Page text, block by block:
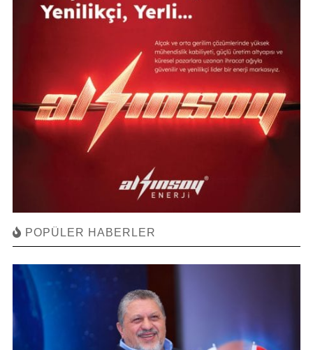
POPÜLER HABERLER